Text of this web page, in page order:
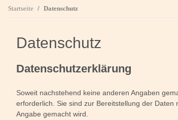
Startseite Datenschutz
Datenschutz
Datenschutzerklärung
Soweit nachstehend keine anderen Angaben
erforderlich. Sie sind zur Bereitstellung der
Angabe gemacht wird.